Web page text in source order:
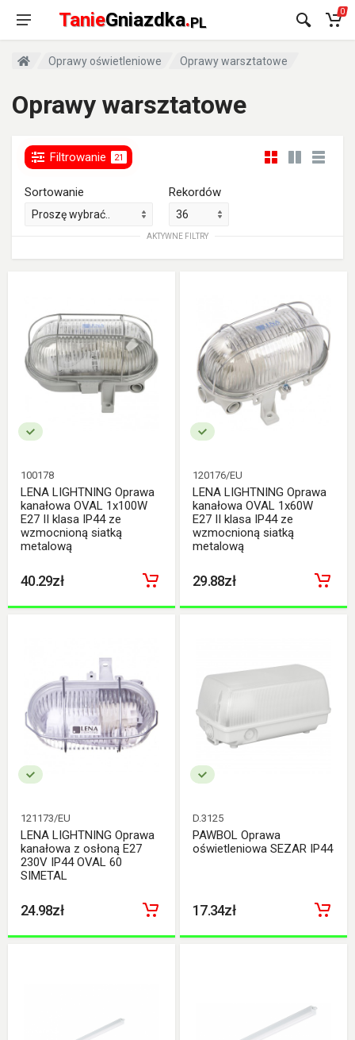
TanieGniazdka.PL
0
Oprawy oświetleniowe Oprawy warsztatowe
Oprawy warsztatowe
Filtrowanie 21
Sortowanie Rekordów
AKTYWNE FILTRY
100178
LENA LIGHTNING Oprawa
kanałowa OVAL 1x100W
E27 II klasa IP44 ze
wzmocnioną siatką
metalową
40.29zł
120176/EU
LENA LIGHTNING Oprawa
kanałowa OVAL 1x60W
E27 II klasa IP44 ze
wzmocnioną siatką
metalową
29.88zł
121173/EU
LENA LIGHTNING Oprawa
kanałowa z osłoną E27
230V IP44 OVAL 60
SIMETAL
24.98zł
D.3125
PAWBOL Oprawa
oświetleniowa SEZAR IP44
17.34zł